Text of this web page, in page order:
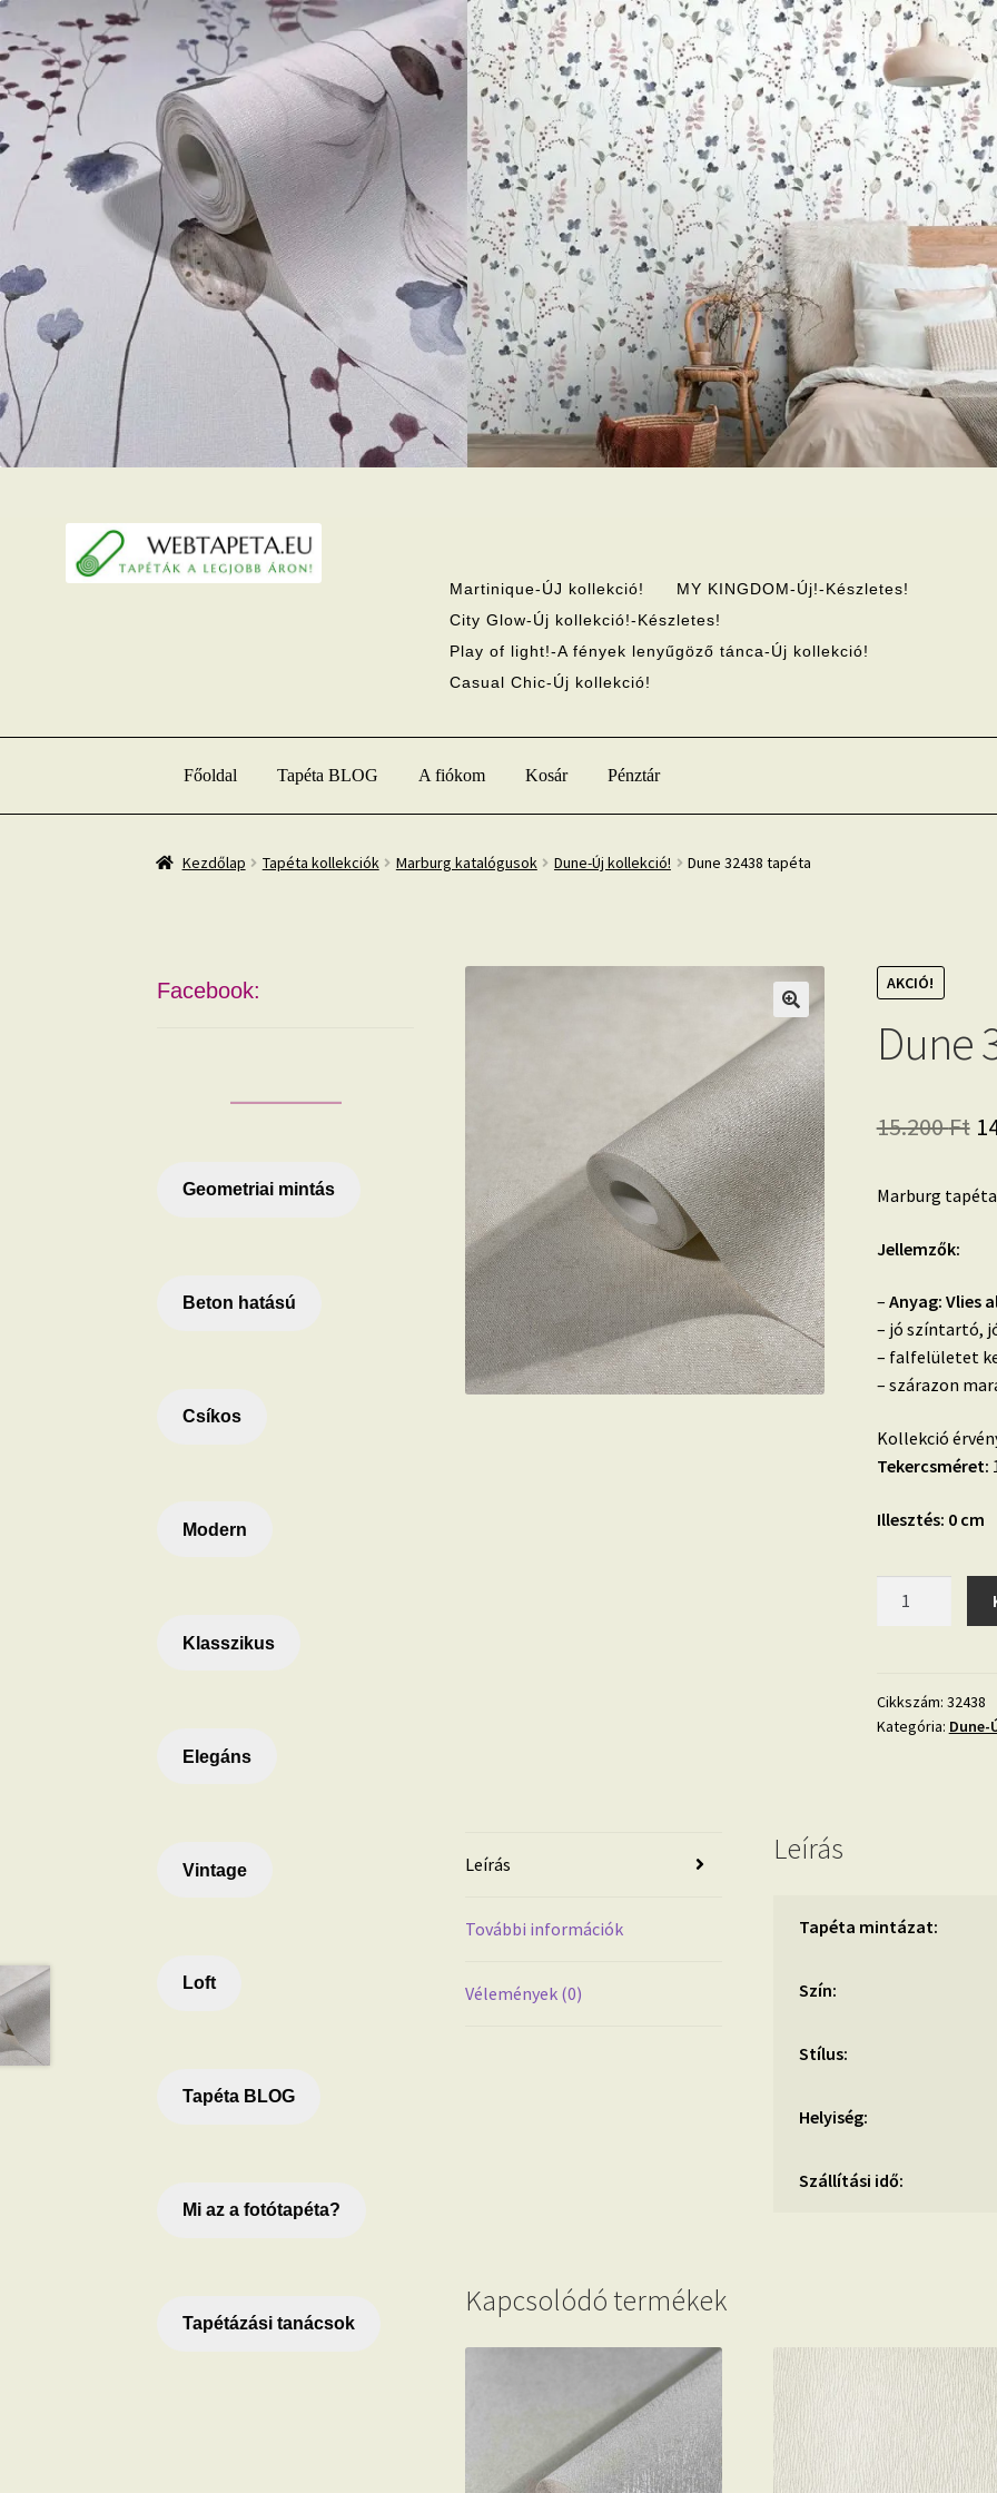
Ugrás
a
navigációhoz
Kilépés
a
tartalomba
Martinique-ÚJ kollekció!
MY KINGDOM-Új!-Készletes!
City Glow-Új kollekció!-Készletes!
Play of light!-A fények lenyűgöző tánca-Új kollekció!
Casual Chic-Új kollekció!
Főoldal Tapéta BLOG A fiókom Kosár Pénztár
Kezdőlap Tapéta kollekciók Marburg katalógusok Dune-Új kollekció! Dune 32438 tapéta
AKCIÓ!
Dune
15.200Ft
Marburg
Jellemzők:
– Anyag: Vlies
– jó színtartó,
– falfelületet
– szárazon
Kollekció
Tekercsméret:
Illesztés: 0 cm
Cikkszám: 32438
Kategória: Dune-
Leírás
További információk
Vélemények (0)
Leírás
Tapéta mintázat:
Szín:
Stílus:
Helyiség:
Szállítási idő:
Kapcsolódó termékek
Facebook:
Geometriai mintás
Beton hatású
Csíkos
Modern
Klasszikus
Elegáns
Vintage
Loft
Tapéta BLOG
Mi az a fotótapéta?
Tapétázási tanácsok